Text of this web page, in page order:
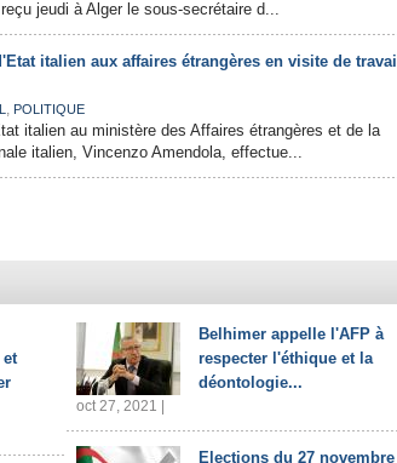
jeudi à Alger le sous-secrétaire d...
italien aux affaires étrangères en visite de
, POLITIQUE
italien au ministère des Affaires étrangères et de la
italien, Vincenzo Amendola, effectue...
Belhimer appelle l'AFP à
respecter l'éthique et la
déontologie...
oct 27, 2021 |
Elections du 27 novembre